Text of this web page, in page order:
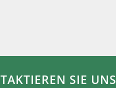
SIE UNS